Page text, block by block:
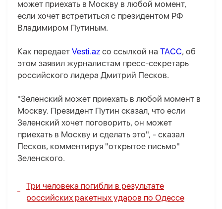
может приехать в Москву в любой момент,
если хочет встретиться с президентом РФ
Владимиром Путиным.
Как передает Vesti.az со ссылкой на ТАСС, об
этом заявил журналистам пресс-секретарь
российского лидера Дмитрий Песков.
"Зеленский может приехать в любой момент в
Москву. Президент Путин сказал, что если
Зеленский хочет поговорить, он может
приехать в Москву и сделать это", - сказал
Песков, комментируя "открытое письмо"
Зеленского.
Три человека погибли в результате
российских ракетных ударов по Одессе